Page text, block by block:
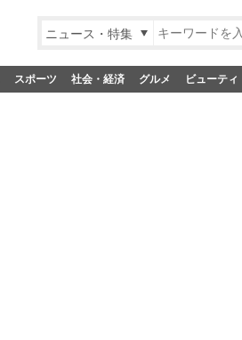
ニュース・特集
スポーツ 社会・経済 グルメ ビューティ